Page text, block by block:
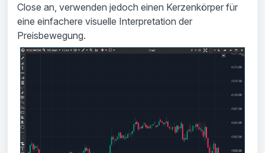
Close an, verwenden jedoch einen Kerzenkörper für
eine einfachere visuelle Interpretation der
Preisbewegung.